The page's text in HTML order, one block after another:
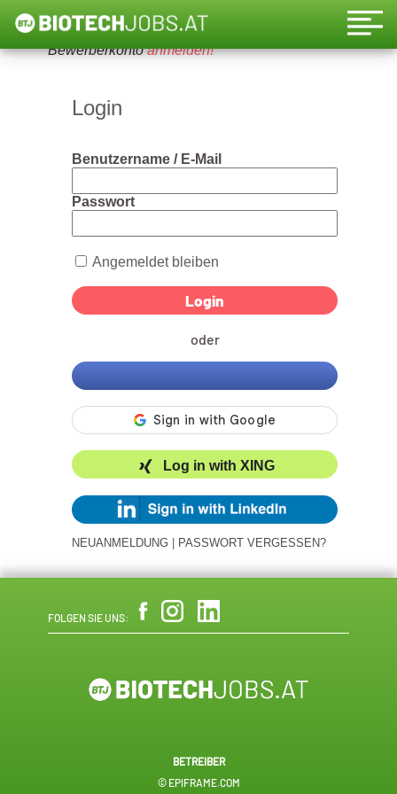
Um diese Funktion nutzen zu können, bitte ein
Bewerberkontoanmelden!
Login
Benutzername / E-Mail
Passwort
Angemeldet bleiben
oder
Log in with XING
NEUANMELDUNG PASSWORT VERGESSEN?
FOLGEN SIE UNS:
BETREIBER
© EPIFRAME.COM